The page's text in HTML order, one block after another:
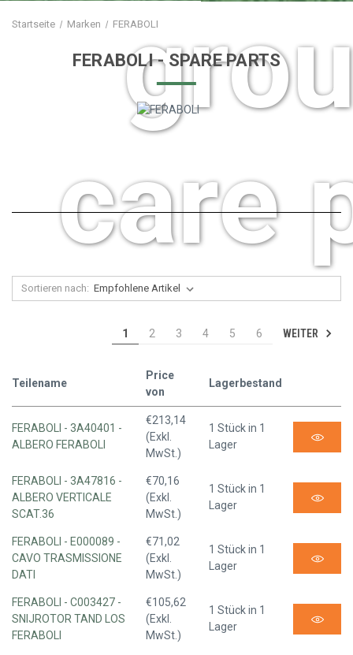
care
Startseite Marken FERABOLI
FERABOLI- SPARE PARTS
Sortieren nach:
1 2 3 4 5 6 WEITER
Teilename
Price
von
Lagerbestand
FERABOLI - 3A40401 -
ALBERO FERABOLI
€213,14
(Exkl.
MwSt.)
1 Stück in 1
Lager
FERABOLI - 3A47816 -
ALBERO VERTICALE
SCAT.36
€70,16
(Exkl.
MwSt.)
1 Stück in 1
Lager
FERABOLI - E000089 -
CAVO TRASMISSIONE
DATI
€71,02
(Exkl.
MwSt.)
1 Stück in 1
Lager
FERABOLI - C003427 -
SNIJROTOR TAND LOS
FERABOLI
€105,62
(Exkl.
MwSt.)
1 Stück in 1
Lager